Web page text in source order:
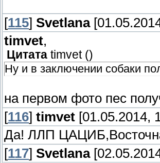
[115] Svetlana
timvet,
Цитата timvet()
Ну и в заключении собаки
на первом фото пес
[116] timvet [01.05.2014,
Да! ЛЛП
[117] Svetlana